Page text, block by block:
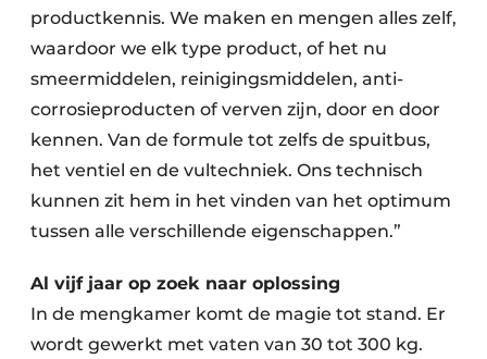
productkennis. We maken en mengen alles zelf,
waardoor we elk type product, of het nu
smeermiddelen, reinigingsmiddelen, anti-
corrosieproducten of verven zijn, door en door
kennen. Van de formule tot zelfs de spuitbus,
het ventiel en de vultechniek. Ons technisch
kunnen zit hem in het vinden van het optimum
tussen alle verschillende eigenschappen.”
Al vijf jaar op zoek naar oplossing
In de mengkamer komt de magie tot stand. Er
wordt gewerkt met vaten van 30 tot 300 kg.